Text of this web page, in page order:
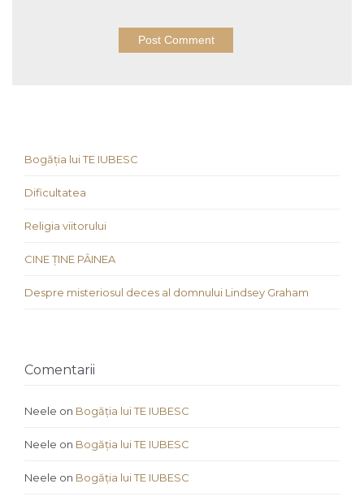
Bogăția lui TE IUBESC
Dificultatea
Religia viitorului
CINE ȚINE PÂINEA
Despre misteriosul deces al domnului Lindsey Graham
Comentarii
Neele on Bogăția lui TE IUBESC
Neele on Bogăția lui TE IUBESC
Neele on Bogăția lui TE IUBESC